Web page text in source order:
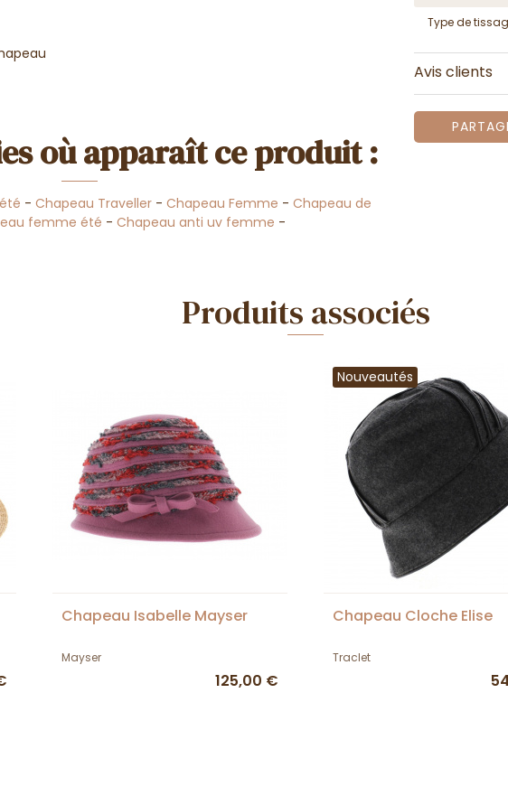
où apparaît ce produit :
-Chapeau Traveller -Chapeau Femme -Chapeau de
femme été - Chapeau anti uv femme -
Type de
Avis clients
Produits associés
Chapeau Isabelle Mayser
Mayser
125,00 €
Nouveautés
Chapeau Cloche Elise
Traclet